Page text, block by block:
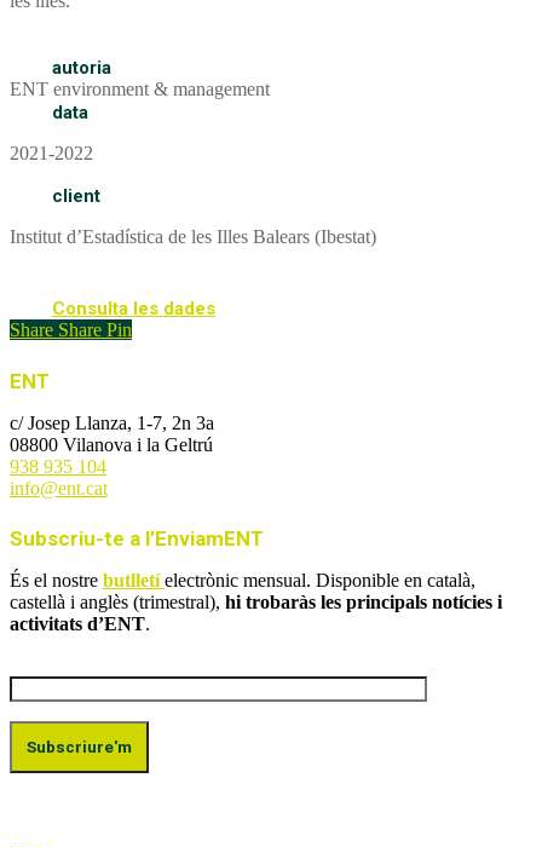
autoria
ENT environment & management
data
2021-2022
client
Institut d’Estadística de les Illes Balears (Ibestat)
Consulta les dades
Share Share Pin
ENT
c/ Josep Llanza, 1-7, 2n 3a
08800 Vilanova i la Geltrú
938 935 104
info@ent.cat
Subscriu-te a l’EnviamENT
És el nostre butlletí electrònic mensual. Disponible en català,
castellà i anglès (trimestral), hi trobaràs les principals notícies i
activitats d’ENT.